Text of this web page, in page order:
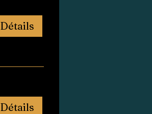
Détails
Détails